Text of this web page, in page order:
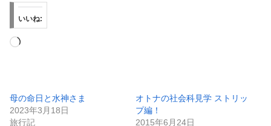
いいね:
読
み
中…
母の命日と水神さま
2023年3月18日
旅行記
オトナの社会科見学 ストリッ
プ編！
2015年6月24日